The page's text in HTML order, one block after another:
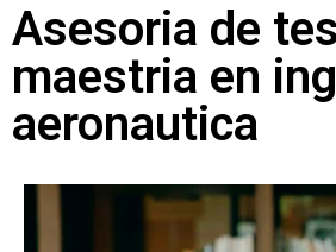
Asesoria de
maestria en
aeronautica